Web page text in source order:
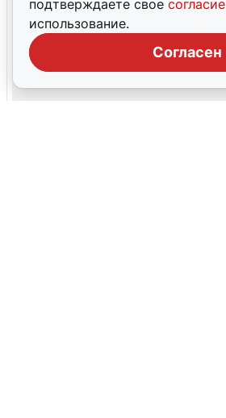
подтверждаете свое согласие
использование.
Согласен